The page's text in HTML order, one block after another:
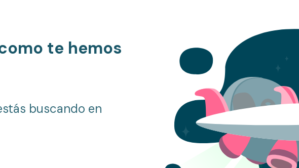
te hemos
buscando en